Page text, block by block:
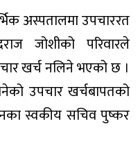
अस्पतालमा उपचाररत
जोशीको परिवारले
खर्च नलिने भएको छ ।
उपचार खर्चबापतको
स्वकीय सचिव पुष्कर